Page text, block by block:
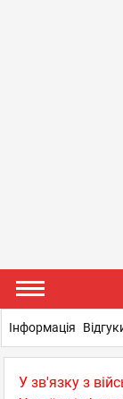
У зв'язку з
Інформація